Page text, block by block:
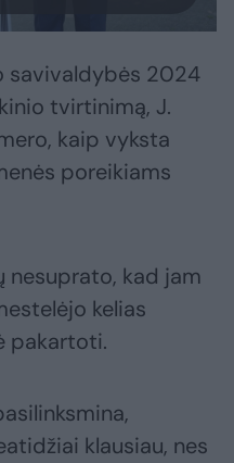
savivaldybės 2024
tvirtinimą, J.
kaip vyksta
poreikiams
nesuprato, kad jam
kelias
pakartoti.
klausiau, nes